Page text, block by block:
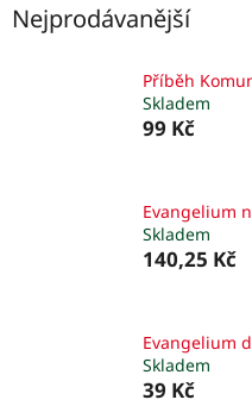
Nejprodávanější
Příběh
Skladem
99 Kč
Evangelium
Skladem
140,25 Kč
Evangelium
Skladem
39 Kč